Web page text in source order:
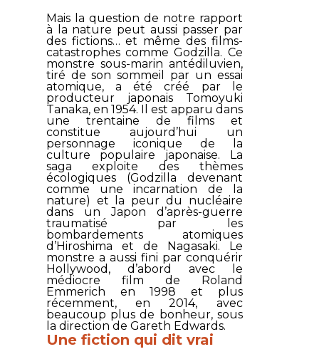
Mais la question de notre rapport
à la nature peut aussi passer par
des fictions… et même des films-
catastrophes commeGodzilla. Ce
monstre sous-marin antédiluvien,
tiré de son sommeil par un essai
atomique, a été créé par le
producteur japonais Tomoyuki
Tanaka, en 1954. Il est apparu dans
une trentaine de films et
constitue aujourd’hui un
personnage iconique de la
culture populaire japonaise. La
saga exploite des thèmes
écologiques (Godzilla devenant
comme une incarnation de la
nature) et la peur du nucléaire
dans un Japon d’après-guerre
traumatisé par les
bombardements atomiques
d’Hiroshima et de Nagasaki. Le
monstre a aussi fini par conquérir
Hollywood, d’abord avec le
médiocre film de Roland
Emmerich en 1998 et plus
récemment, en 2014, avec
beaucoup plus de bonheur, sous
la direction de Gareth Edwards.
Une fiction qui dit vrai